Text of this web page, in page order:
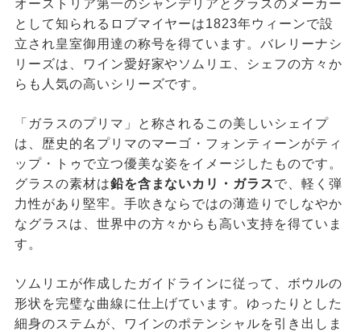
オーストリア第一のシャンデリアとグラスのメーカー
として知られるロブマイヤーは1823年ウィーンで設
立され皇室御用達の称号を得ています。バレリーナシ
リーズは、ワイン愛好家やソムリエ、シェフの方々か
らも人気の高いシリーズです。
「ガラスのプリマ」と称されるこの美しいシェイプ
は、歴史的名プリマのマーゴ・フォンティーンがティ
ップ・トゥで立つ優美な姿をイメージしたものです。
グラスの素材は鉛を含まないカリ・ガラスで、軽く弾
力性があり堅牢。手吹きならではの薄造りでしなやか
なグラスは、世界中の方々からも高い支持を得ていま
す。
ソムリエが作成したガイドラインに従って、ボウルの
形状を完璧な曲線に仕上げています。ゆったりとした
細身のステムが、ワインのポテンシャルを引き出しま